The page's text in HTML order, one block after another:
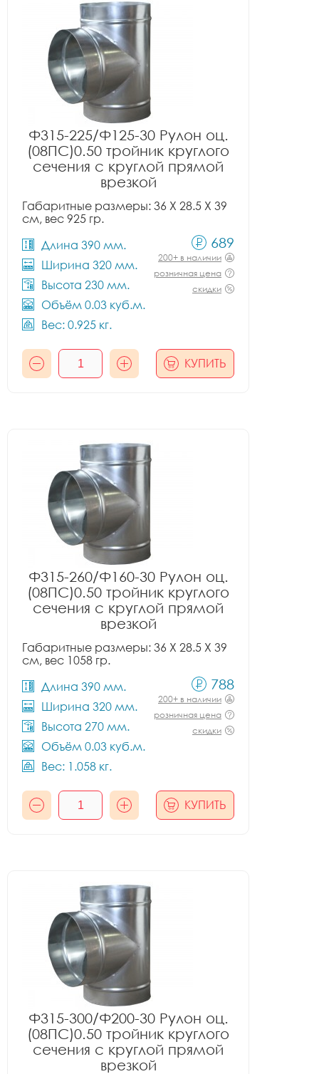
Ф315-225/Ф125-30 Рулон оц.
(08ПС)0.50 тройник круглого
сечения с круглой прямой
врезкой
Габаритные размеры: 36 X 28.5 X 39
см, вес 925 гр.
Длина 390 мм.
Ширина 320 мм.
Высота 230 мм.
Объём 0.03 куб.м.
Вес: 0.925 кг.
689
200+ в наличии
розничная цена
скидки
КУПИТЬ
Ф315-260/Ф160-30 Рулон оц.
(08ПС)0.50 тройник круглого
сечения с круглой прямой
врезкой
Габаритные размеры: 36 X 28.5 X 39
см, вес 1058 гр.
Длина 390 мм.
Ширина 320 мм.
Высота 270 мм.
Объём 0.03 куб.м.
Вес: 1.058 кг.
788
200+ в наличии
розничная цена
скидки
КУПИТЬ
Ф315-300/Ф200-30 Рулон оц.
(08ПС)0.50 тройник круглого
сечения с круглой прямой
врезкой